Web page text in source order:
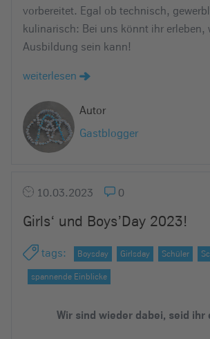
vorbereitet. Egal ob technisch,
kulinarisch: Bei uns könnt ihr erleben,
Ausbildung sein kann!
weiterlesen
Autor
Gastblogger
10.03.2023 0
Girls‘ und Boys’Day 2023!
tags: Boysday Girlsday Schüler
spannende Einblicke
Wir sind wieder dabei, seid ihr